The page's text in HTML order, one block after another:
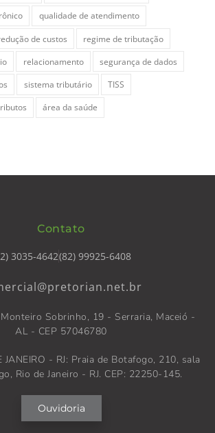
qualidade de atendimento
de custos
regime de tributação
relacionamento
segurança de dados
sistema tributário
TISS
área da saúde
Contato
3035-4642(82) 99925-6408
Monteiro Sobrinho, 19 - Serraria, Maceió -
AL - CEP 57046780
JANEIRO - RJ: Praia de Botafogo, 210, sala
Rio de Janeiro - RJ. CEP: 22250-145.
Ouvidoria